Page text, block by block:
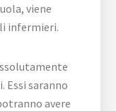
viene
infermieri.
Essi saranno
avere